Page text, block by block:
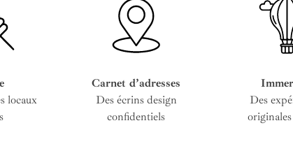
locaux
Carnet d’adresses
Des écrins design
confidentiels
Des